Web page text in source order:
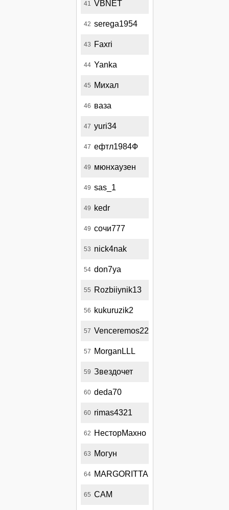
41 VBNET
42 serega1954
43 Faxri
44 Yanka
45 Михал
46 ваза
47 yuri34
47 ефтл1984Ф
49 мюнхаузен
49 sas_1
49 kedr
49 сочи777
53 nick4nak
54 don7ya
55 Rozbiiynik13
56 kukuruzik2
57 Venceremos22
57 MorganLLL
59 Звездочет
60 deda70
60 rimas4321
62 НесторМахно
63 Могун
64 MARGORITTA
65 CAM